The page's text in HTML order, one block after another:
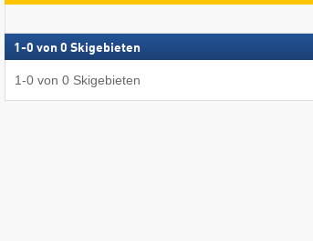
1 -0 von 0 Skigebieten
1-0 von 0 Skigebieten